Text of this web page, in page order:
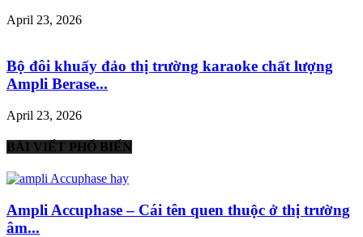
April 23, 2026
Bộ đôi khuấy đảo thị trường karaoke chất lượng
Ampli Berase...
April 23, 2026
BÀI VIẾT PHỔ BIẾN
Ampli Accuphase – Cái tên quen thuộc ở thị trường
âm...